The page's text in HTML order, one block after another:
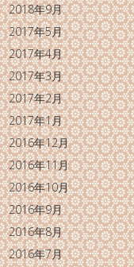
2018年9月
2017年5月
2017年4月
2017年3月
2017年2月
2017年1月
2016年12月
2016年11月
2016年10月
2016年9月
2016年8月
2016年7月